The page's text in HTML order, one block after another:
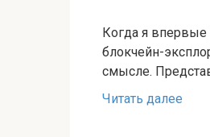
Когда я впервые
блокчейн-
смысле.
Читать далее